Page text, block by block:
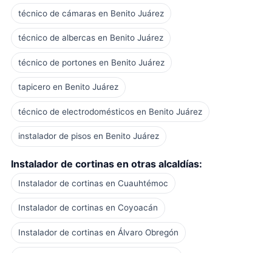
técnico de cámaras en Benito Juárez
técnico de albercas en Benito Juárez
técnico de portones en Benito Juárez
tapicero en Benito Juárez
técnico de electrodomésticos en Benito Juárez
instalador de pisos en Benito Juárez
Instalador de cortinas en otras alcaldías:
Instalador de cortinas en Cuauhtémoc
Instalador de cortinas en Coyoacán
Instalador de cortinas en Álvaro Obregón